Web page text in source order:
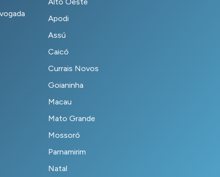
Apodi
Assú
Caicó
Currais Novos
Goianinha
Macau
Mato Grande
Mossoró
Parnamirim
Natal